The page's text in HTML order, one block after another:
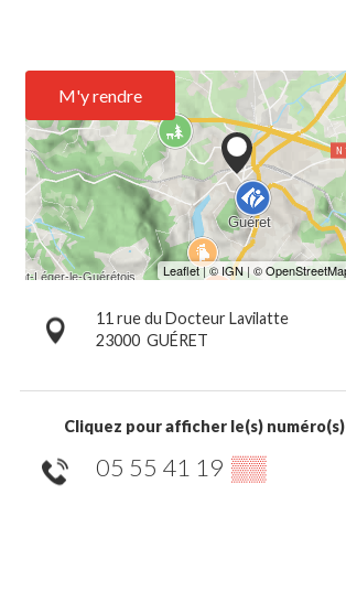
M'y rendre
11 rue du Docteur Lavilatte
23000 GUÉRET
Cliquez pour afficher le(s) numéro(s)
05 55 41 19 ▒▒